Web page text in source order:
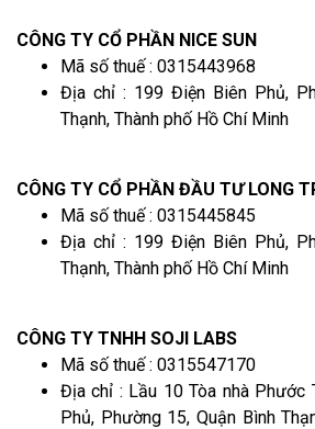
CÔNG TY CỔ PHẦN NICE SUN
Mã số thuế : 0315443968
Địa chỉ : 199 Điện Biên Phủ,
Thạnh, Thành phố Hồ Chí Minh
CÔNG TY CỔ PHẦN ĐẦU TƯ LONG
Mã số thuế : 0315445845
Địa chỉ : 199 Điện Biên Phủ,
Thạnh, Thành phố Hồ Chí Minh
CÔNG TY TNHH SOJI LABS
Mã số thuế : 0315547170
Địa chỉ : Lầu 10 Tòa nhà Phước
Phủ, Phường 15, Quận Bình